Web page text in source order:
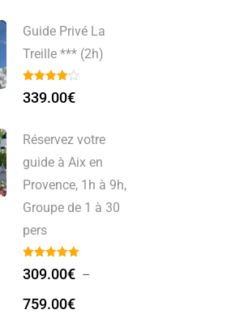
Guide Privé La
Treille *** (2h)
339.00€
Réservez votre
guide à Aix en
Provence, 1h à 9h,
Groupe de 1 à 30
pers
309.00€ –
759.00€